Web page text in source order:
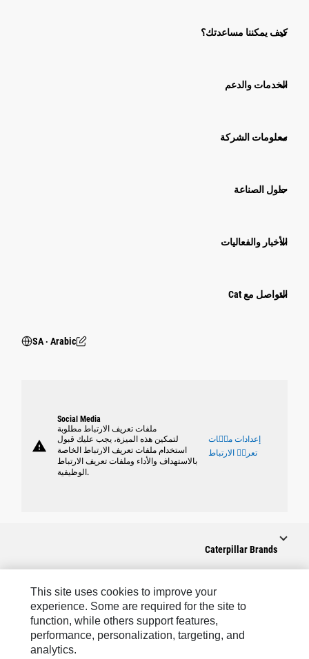
كيف يمكننا مساعدتك؟
الخدمات والدعم
معلومات الشركة
حلول الصناعة
الأخبار والفعاليات
التواصل مع Cat
SA ‧ Arabic
warning
Social Media
ملفات تعريف الارتباط مطلوبة
لتمكين هذه الميزة، يجب عليك قبول
استخدام ملفات تعريف الارتباط الخاصة
بالاستهداف والأداء وملفات تعريف الارتباط
الوظيفية.
إعدادات ملٝات
تعريٝ الارتباط
Caterpillar Brands
Caterpillar.com
This site uses cookies to improve your
experience. Some are required for the site to
function, while others support features,
performance, personalization, targeting, and
analytics.